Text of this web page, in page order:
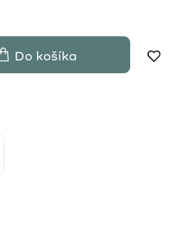
Do košíka